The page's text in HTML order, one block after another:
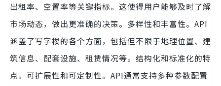
出租率、空置率等关键指标。这使得用户能够及时了解
市场动态，做出更准确的决策。多样性和丰富性。API
涵盖了写字楼的各个方面，包括但不限于地理位置、建
筑信息、配套设施、租赁情况等。结构化和标准化的特
点。可扩展性和可定制性。API通常支持多种参数配置